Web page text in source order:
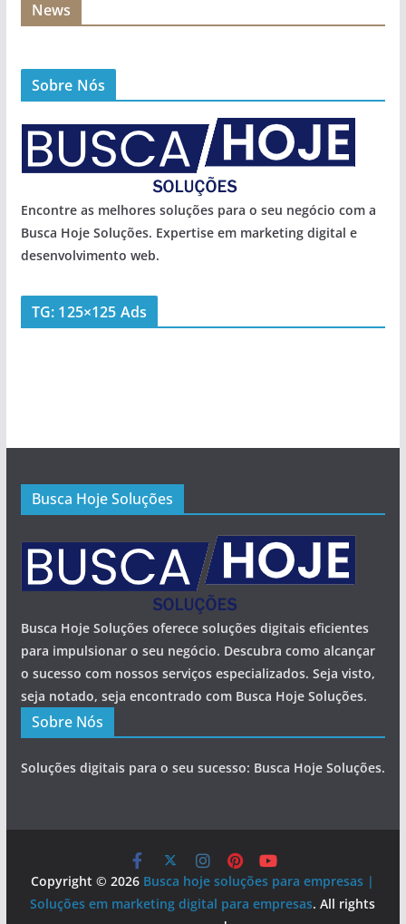
News
Sobre Nós
Encontre as melhores soluções para o seu negócio com a
Busca Hoje Soluções. Expertise em marketing digital e
desenvolvimento web.
TG: 125×125 Ads
Busca Hoje Soluções
Busca Hoje Soluções oferece soluções digitais eficientes
para impulsionar o seu negócio. Descubra como alcançar
o sucesso com nossos serviços especializados. Seja visto,
seja notado, seja encontrado com Busca Hoje Soluções.
Sobre Nós
Soluções digitais para o seu sucesso: Busca Hoje Soluções.
Copyright © 2026 Busca hoje soluções para empresas |
Soluções em marketing digital para empresas. All rights